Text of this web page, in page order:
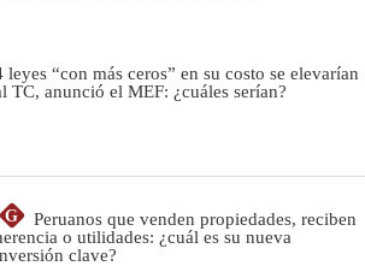
leyes “con más ceros” en su costo se elevarían
TC, anunció el MEF: ¿cuáles serían?
G
Peruanos que venden propiedades, reciben
o utilidades: ¿cuál es su nueva
clave?